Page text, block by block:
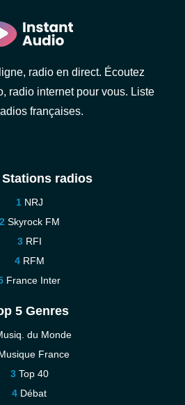
radio en direct. Écoutez
radio internet pour vous. Liste
françaises.
Stations radios
NRJ
Skyrock FM
RFI
RFM
France Inter
5 Genres
du Monde
France
Top 40
Débat